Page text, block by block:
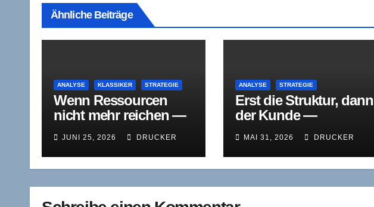
Ähnliche Beiträge
ANALYSE KLASSIKER STRATEGIE
Wenn Ressourcen
nicht mehr reichen —
Pisano und Amy
Shuen über die
Fähigkeit zum Wandel
JUNI 25, 2026 DRUCKER
ANALYSE STRATEGIE
Erst die Struktur, dann
der Kunde —
Sequenzlogik als
Korrektiv zum
Customer-First-
Dogma
MAI 31, 2026 DRUCKER